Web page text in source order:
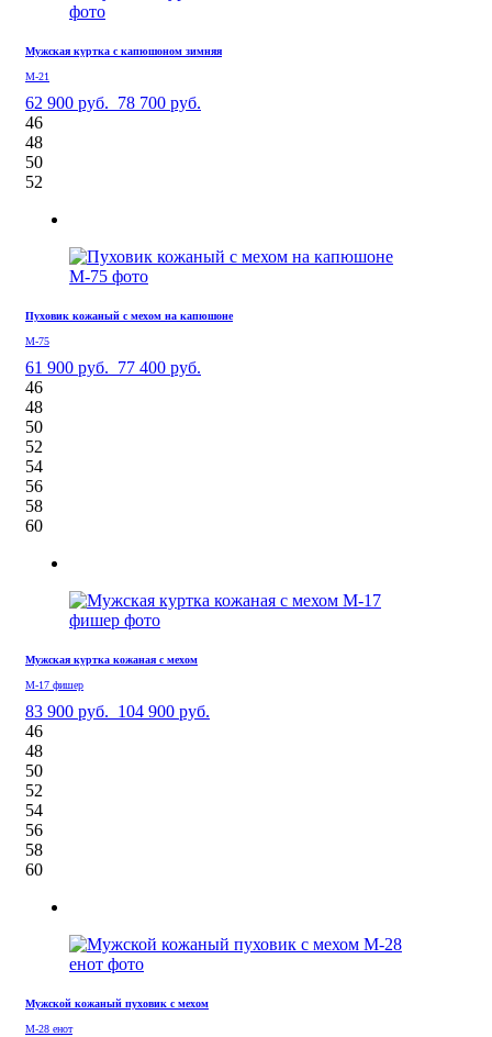
Мужская куртка с капюшоном зимняя
М-21
62 900 руб. 78 700 руб.
46
48
50
52
Пуховик кожаный с мехом на капюшоне
М-75
61 900 руб. 77 400 руб.
46
48
50
52
54
56
58
60
Мужская куртка кожаная с мехом
М-17 фишер
83 900 руб. 104 900 руб.
46
48
50
52
54
56
58
60
Мужской кожаный пуховик с мехом
М-28 енот